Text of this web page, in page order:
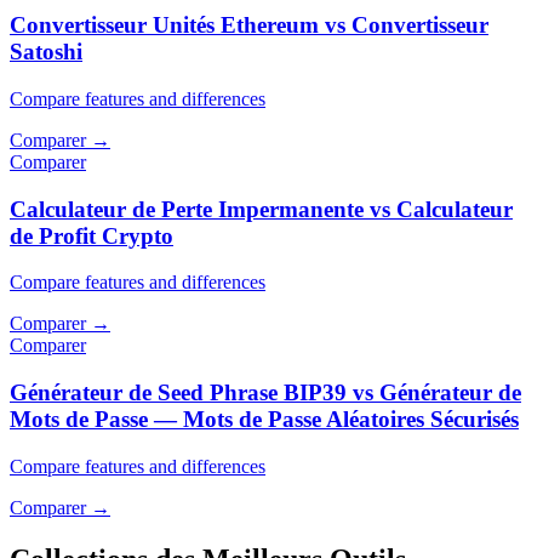
Convertisseur Unités Ethereum vs Convertisseur
Satoshi
Compare features and differences
Comparer→
Comparer
Calculateur de Perte Impermanente vs Calculateur
de Profit Crypto
Compare features and differences
Comparer→
Comparer
Générateur de Seed Phrase BIP39 vs Générateur de
Mots de Passe — Mots de Passe Aléatoires Sécurisés
Compare features and differences
Comparer→